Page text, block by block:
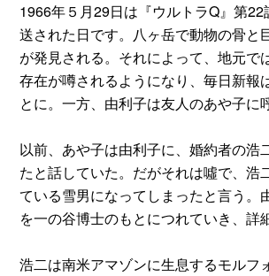
1966年５月29日は『ウルトラQ』第
送された日です。八ヶ岳で動物の骨と
が発見される。それによって、地元で
存在が噂されるようになり、毎日新報
とに。一方、由利子は友人のあや子に
以前、あや子は由利子に、婚約者の浩
たと話していた。だがそれは噓で、浩
ている雪男になってしまったと言う。
を一の谷博士のもとにつれていき、詳
浩二は南米アマゾンに生息するモルフ